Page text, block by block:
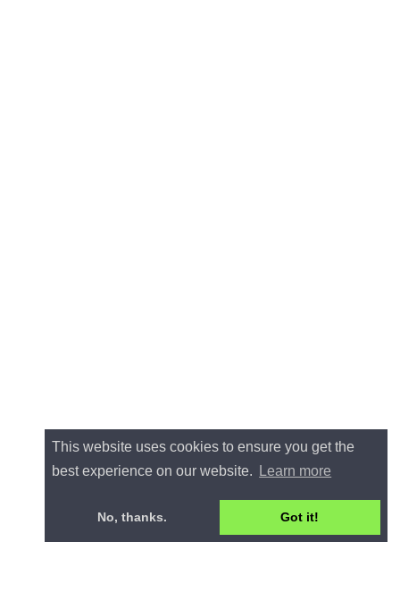
This website uses cookies to ensure you get the
best experience on our website.
Learn more
No, thanks. Got it!